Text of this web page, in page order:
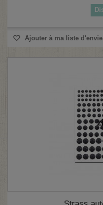
Ajouter à ma liste